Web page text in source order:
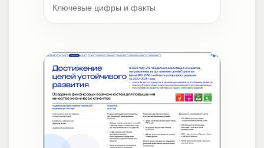
Ключевые цифры и факты